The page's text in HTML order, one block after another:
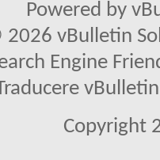
Powered by
vBulletin
Engine
Copyright